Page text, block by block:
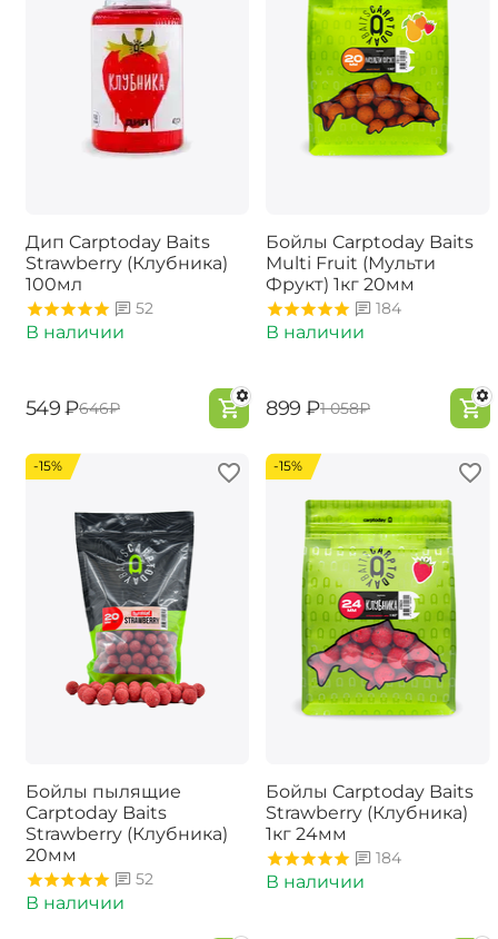
Дип Carptoday Baits
Strawberry (Клубника)
100мл
52
В наличии
‍549‍ ₽‍646‍₽
Бойлы Carptoday Baits
Multi Fruit (Мульти
Фрукт) 1кг 20мм
184
В наличии
‍899‍ ₽‍1 058‍₽
-15%
Бойлы пылящие
Carptoday Baits
Strawberry (Клубника)
20мм
52
В наличии
-15%
Бойлы Carptoday Baits
Strawberry (Клубника)
1кг 24мм
184
В наличии